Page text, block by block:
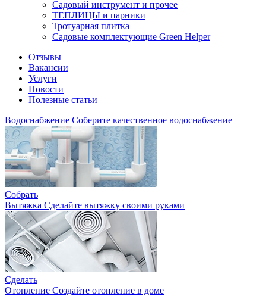
Садовый инструмент и прочее
ТЕПЛИЦЫ и парники
Тротуарная плитка
Садовые комплектующие Green Helper
Отзывы
Вакансии
Услуги
Новости
Полезные статьи
Водоснабжение Соберите качественное водоснабжение
Собрать
Вытяжка Сделайте вытяжку своими руками
Сделать
Отопление Создайте отопление в доме